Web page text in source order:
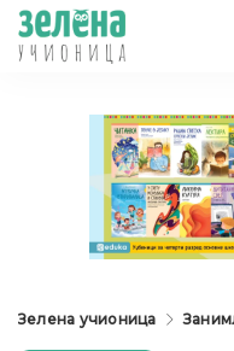
Зелена учионица